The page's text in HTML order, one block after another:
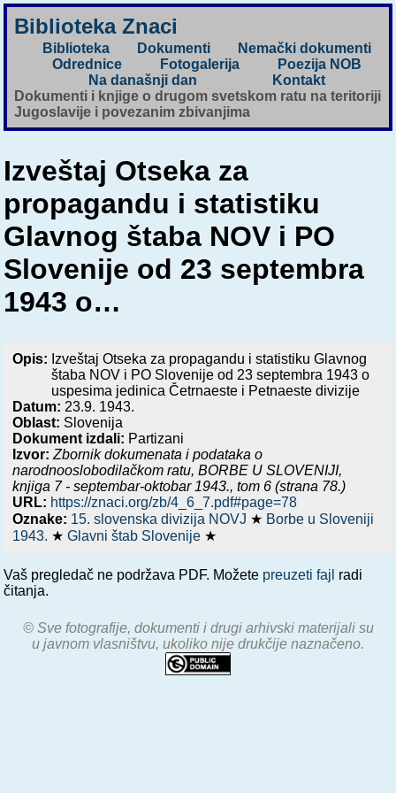
Biblioteka Znaci
Biblioteka Dokumenti
Nemački dokumenti
Odrednice
Fotogalerija
Poezija NOB
Na današnji dan
Kontakt
Dokumenti i knjige o drugom svetskom ratu na teritoriji
Jugoslavije i povezanim zbivanjima
Izveštaj Otseka za
propagandu i statistiku
Glavnog štaba NOV i PO
Slovenije od 23 septembra
1943 o…
Opis: Izveštaj Otseka za propagandu i statistiku Glavnog
štaba NOV i PO Slovenije od 23 septembra 1943 o
uspesima jedinica Četrnaeste i Petnaeste divizije
Datum: 23.9. 1943.
Oblast: Slovenija
Dokument izdali: Partizani
Izvor: Zbornik dokumenata i podataka o
narodnooslobodilačkom ratu,BORBE U SLOVENIJI,
knjiga 7 - septembar-oktobar 1943., tom 6 (strana 78.)
URL: https://znaci.org/zb/4_6_7.pdf#page=78
Oznake: 15. slovenska divizija NOVJ ★ Borbe u Sloveniji
1943. ★Glavni štab Slovenije ★
Vaš pregledač ne podržava PDF. Možete preuzeti fajl radi
čitanja.
© Sve fotografije, dokumenti i drugi arhivski materijali su
u javnom vlasništvu, ukoliko nije drukčije naznačeno.